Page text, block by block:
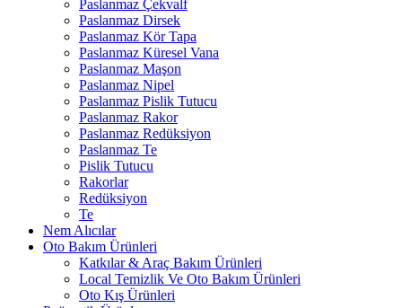
Paslanmaz Çekvalf
Paslanmaz Dirsek
Paslanmaz Kör Tapa
Paslanmaz Küresel Vana
Paslanmaz Maşon
Paslanmaz Nipel
Paslanmaz Pislik Tutucu
Paslanmaz Rakor
Paslanmaz Redüksiyon
Paslanmaz Te
Pislik Tutucu
Rakorlar
Redüksiyon
Te
Nem Alıcılar
Oto Bakım Ürünleri
Katkılar & Araç Bakım Ürünleri
Local Temizlik Ve Oto Bakım Ürünleri
Oto Kış Ürünleri